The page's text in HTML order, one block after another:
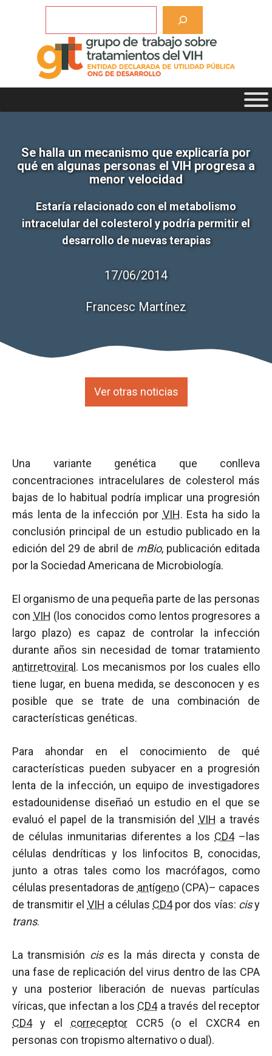
Se halla un mecanismo que explicaría por
qué en algunas personas el VIH progresa a
menor velocidad
Estaría relacionado con el metabolismo
intracelular del colesterol y podría permitir el
desarrollo de nuevas terapias
17/06/2014
Francesc Martínez
Ver otras noticias
Una variante genética que conlleva
concentraciones intracelulares de colesterol más
bajas de lo habitual podría implicar una progresión
más lenta de la infección por VIH. Esta ha sido la
conclusión principal de un estudio publicado en la
edición del 29 de abril de mBio, publicación editada
por la Sociedad Americana de Microbiología.
El organismo de una pequeña parte de las personas
con VIH (los conocidos como lentos progresores a
largo plazo) es capaz de controlar la infección
durante años sin necesidad de tomar tratamiento
antirretroviral . Los mecanismos por los cuales ello
tiene lugar, en buena medida, se desconocen y es
posible que se trate de una combinación de
características genéticas.
Para ahondar en el conocimiento de qué
características pueden subyacer en a progresión
lenta de la infección, un equipo de investigadores
estadounidense diseñaó un estudio en el que se
evaluó el papel de la transmisión del VIH a través
de células inmunitarias diferentes a los CD4–las
células dendríticas y los linfocitos B, conocidas,
junto a otras tales como los macrófagos, como
células presentadoras de antígeno(CPA)– capaces
de transmitir el VIH a células CD4por dos vías: cisy
trans.
La transmisión cises la más directa y consta de
una fase de replicación del virus dentro de las CPA
y una posterior liberación de nuevas partículas
víricas, que infectan a los CD4a través del receptor
CD4y el correceptor CCR5 (o el CXCR4 en
personas con tropismo alternativo o dual).